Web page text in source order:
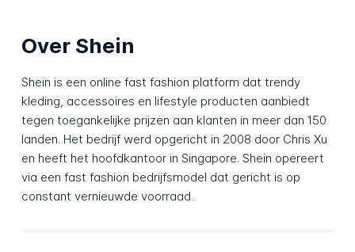
Over Shein
Shein is een online fast fashion platform dat trendy
kleding, accessoires en lifestyle producten aanbiedt
tegen toegankelijke prijzen aan klanten in meer dan 150
landen. Het bedrijf werd opgericht in 2008 door Chris Xu
en heeft het hoofdkantoor in Singapore. Shein opereert
via een fast fashion bedrijfsmodel dat gericht is op
constant vernieuwde voorraad.